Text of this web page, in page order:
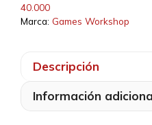
40.000
Marca: Games Workshop
Descripción
Información